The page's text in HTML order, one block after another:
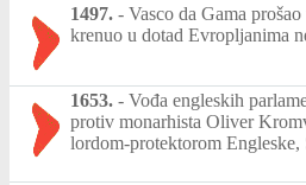
1497. - Vasco da Gama
krenuo u dotad Evropljanima
1653. - Vođa engleskih
protiv monarhista Oliver
lordom-protektorom Engleske,